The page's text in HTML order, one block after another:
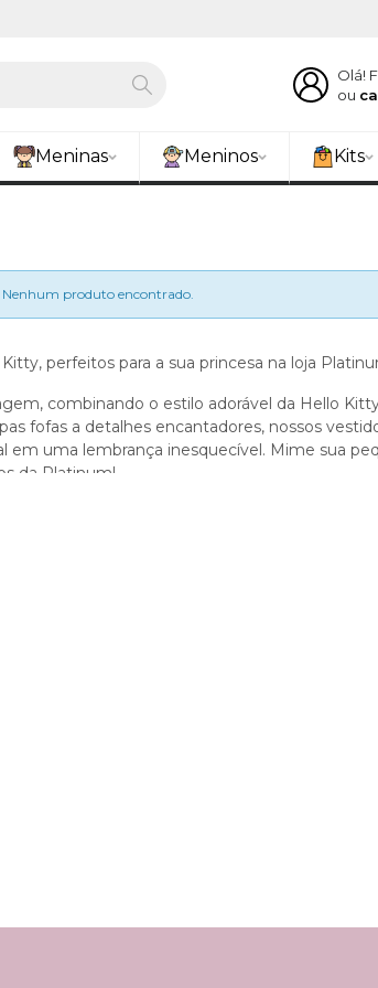
Olá!
ou
Meninas Meninos Kits
Nenhum produto encontrado.
perfeitos para a sua princesa na loja
combinando o estilo adorável da Hello
fofas a detalhes encantadores, nossos
uma lembrança inesquecível. Mime sua
da Platinum!